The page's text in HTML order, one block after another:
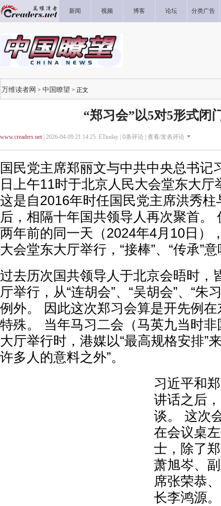
新闻 视频 博客 论坛 分类广告
万维读者网 > 中国瞭望 > 正文
“郑习会”以5对5形式闭
www.creaders.net| 2026-04-09 21:14:25 ETtoday | 0条评论 | 查看/发表评论
国民党主席郑丽文与中共中央总书记
日上午11时于北京人民大会堂东大厅
这是自2016年时任国民党主席洪秀柱
后，相隔十年国共领导人再次聚首。
两年前的同一天（2024年4月10日）
大会堂东大厅举行，“接棒”、“传承”
过去历次国共领导人于北京会晤时，
厅举行，从“连胡会”、“吴胡会”、“朱
例外。 因此这次郑习会算是开先例
特殊。 当年马习二会（马英九当时
大厅举行时，港媒以“最高规格安排”
许多人的意料之外”。
习近平和
讲话之后
谈。 这次
在会议桌
士，除了
萧旭岑、
席张荣恭
长李鸿源